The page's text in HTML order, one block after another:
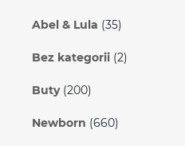
Abel & Lula (35)
Bez kategorii (2)
Buty (200)
Newborn (660)